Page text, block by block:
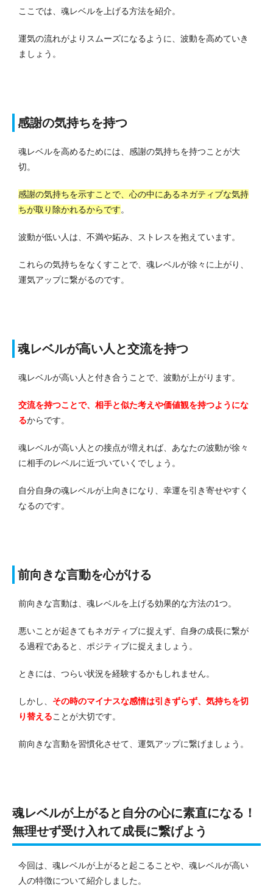
ここでは、魂レベルを上げる方法を紹介。
運気の流れがよりスムーズになるように、波動を高めていき
ましょう。
感謝の気持ちを持つ
魂レベルを高めるためには、感謝の気持ちを持つことが大
切。
感謝の気持ちを示すことで、心の中にあるネガティブな気持
ちが取り除かれるからです。
波動が低い人は、不満や妬み、ストレスを抱えています。
これらの気持ちをなくすことで、魂レベルが徐々に上がり、
運気アップに繋がるのです。
魂レベルが高い人と交流を持つ
魂レベルが高い人と付き合うことで、波動が上がります。
交流を持つことで、相手と似た考えや価値観を持つようにな
るからです。
魂レベルが高い人との接点が増えれば、あなたの波動が徐々
に相手のレベルに近づいていくでしょう。
自分自身の魂レベルが上向きになり、幸運を引き寄せやすく
なるのです。
前向きな言動を心がける
前向きな言動は、魂レベルを上げる効果的な方法の1つ。
悪いことが起きてもネガティブに捉えず、自身の成長に繋が
る過程であると、ポジティブに捉えましょう。
ときには、つらい状況を経験するかもしれません。
しかし、 その時のマイナスな感情は引きずらず、気持ちを切
り替えることが大切です。
前向きな言動を習慣化させて、運気アップに繋げましょう。
魂レベルが上がると自分の心に素直になる！
無理せず受け入れて成長に繋げよう
今回は、魂レベルが上がると起こることや、魂レベルが高い
人の特徴について紹介しました。